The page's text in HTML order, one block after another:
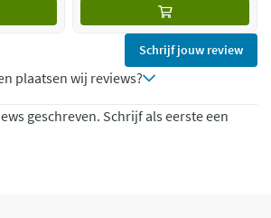
Schrijf jouw review
plaatsen wij reviews?
geschreven. Schrijf als eerste een